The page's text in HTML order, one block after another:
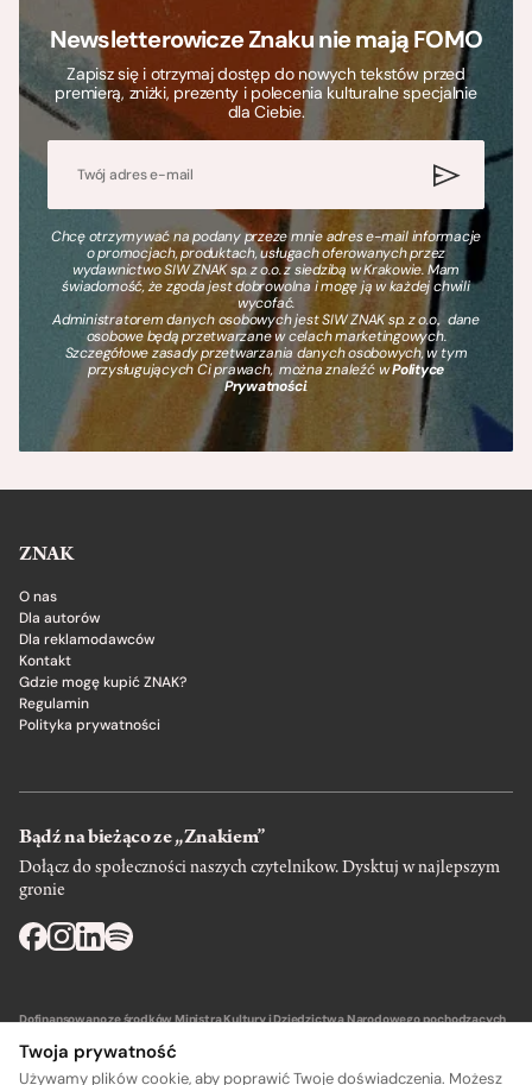
Newsletterowicze Znaku nie mają FOMO
Zapisz się i otrzymaj dostęp do nowych tekstów przed
premierą, zniżki, prezenty i polecenia kulturalne specjalnie
dla Ciebie.
Chcę otrzymywać na podany przeze mnie adres e-mail informacje
o promocjach, produktach, usługach oferowanych przez
wydawnictwo SIW ZNAK sp. z o.o. z siedzibą w Krakowie. Mam
świadomość, że zgoda jest dobrowolna i mogę ją w każdej chwili
wycofać.
Administratorem danych osobowych jest SIW ZNAK sp. z o.o., dane
osobowe będą przetwarzane w celach marketingowych.
Szczegółowe zasady przetwarzania danych osobowych, w tym
przysługujących Ci prawach, można znaleźć wPolityce
Prywatności.
ZNAK
O nas
Dla autorów
Dla reklamodawców
Kontakt
Gdzie mogę kupić ZNAK?
Regulamin
Polityka prywatności
Bądź na bieżąco ze „Znakiem”
Dołącz do społeczności naszych czytelnikow. Dysktuj w najlepszym
gronie
Dofinansowano ze środków Ministra Kultury i Dziedzictwa Narodowego pochodzących
Twoja prywatność
Używamy plików cookie, aby poprawić Twoje doświadczenia. Możesz